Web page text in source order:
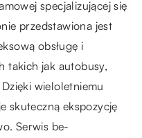
specjalizującej się
przedstawiona jest
obsługę i
takich jak autobusy,
wieloletniemu
skuteczną ekspozycję
Serwis be-